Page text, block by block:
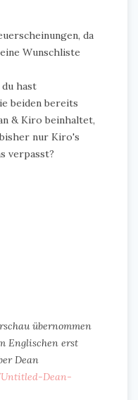
da
Wunschliste
hast
beiden bereits
& Kiro beinhaltet,
nur Kiro's
verpasst?
übernommen
Englischen erst
Dean
Dean-